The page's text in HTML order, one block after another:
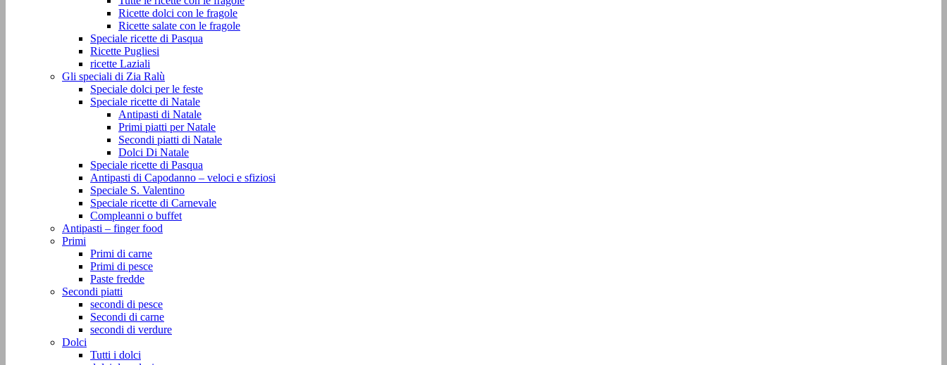
Ricette dolci con le fragole
Ricette salate con le fragole
Speciale ricette di Pasqua
Ricette Pugliesi
ricette Laziali
Gli speciali di Zia Ralù
Speciale dolci per le feste
Speciale ricette di Natale
Antipasti di Natale
Primi piatti per Natale
Secondi piatti di Natale
Dolci Di Natale
Speciale ricette di Pasqua
Antipasti di Capodanno – veloci e sfiziosi
Speciale S. Valentino
Speciale ricette di Carnevale
Compleanni o buffet
Antipasti – finger food
Primi
Primi di carne
Primi di pesce
Paste fredde
Secondi piatti
secondi di pesce
Secondi di carne
secondi di verdure
Dolci
Tutti i dolci